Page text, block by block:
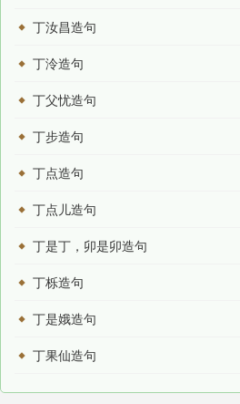
丁汝昌造句
丁泠造句
丁父忧造句
丁步造句
丁点造句
丁点儿造句
丁是丁，卯是卯造句
丁栎造句
丁是娥造句
丁果仙造句